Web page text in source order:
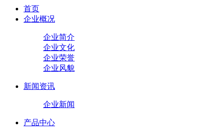
首页
企业概况
企业简介
企业文化
企业荣誉
企业风貌
新闻资讯
企业新闻
产品中心